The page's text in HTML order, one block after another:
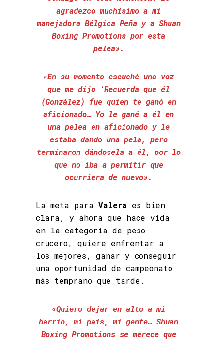
agradezco muchísimo a mi
manejadora Bélgica Peña y a Shuan
Boxing Promotions por esta
pelea».
«En su momento escuché una voz
que me dijo ‘Recuerda que él
(González) fue quien te ganó en
aficionado… Yo le gané a él en
una pelea en aficionado y le
estaba dando una pela, pero
terminaron dándosela a él, por lo
que no iba a permitir que
ocurriera de nuevo».
La meta para Valera es bien
clara, y ahora que hace vida
en la categoría de peso
crucero, quiere enfrentar a
los mejores, ganar y conseguir
una oportunidad de campeonato
más temprano que tarde.
«Quiero dejar en alto a mi
barrio, mi país, mi gente… Shuan
Boxing Promotions se merece que